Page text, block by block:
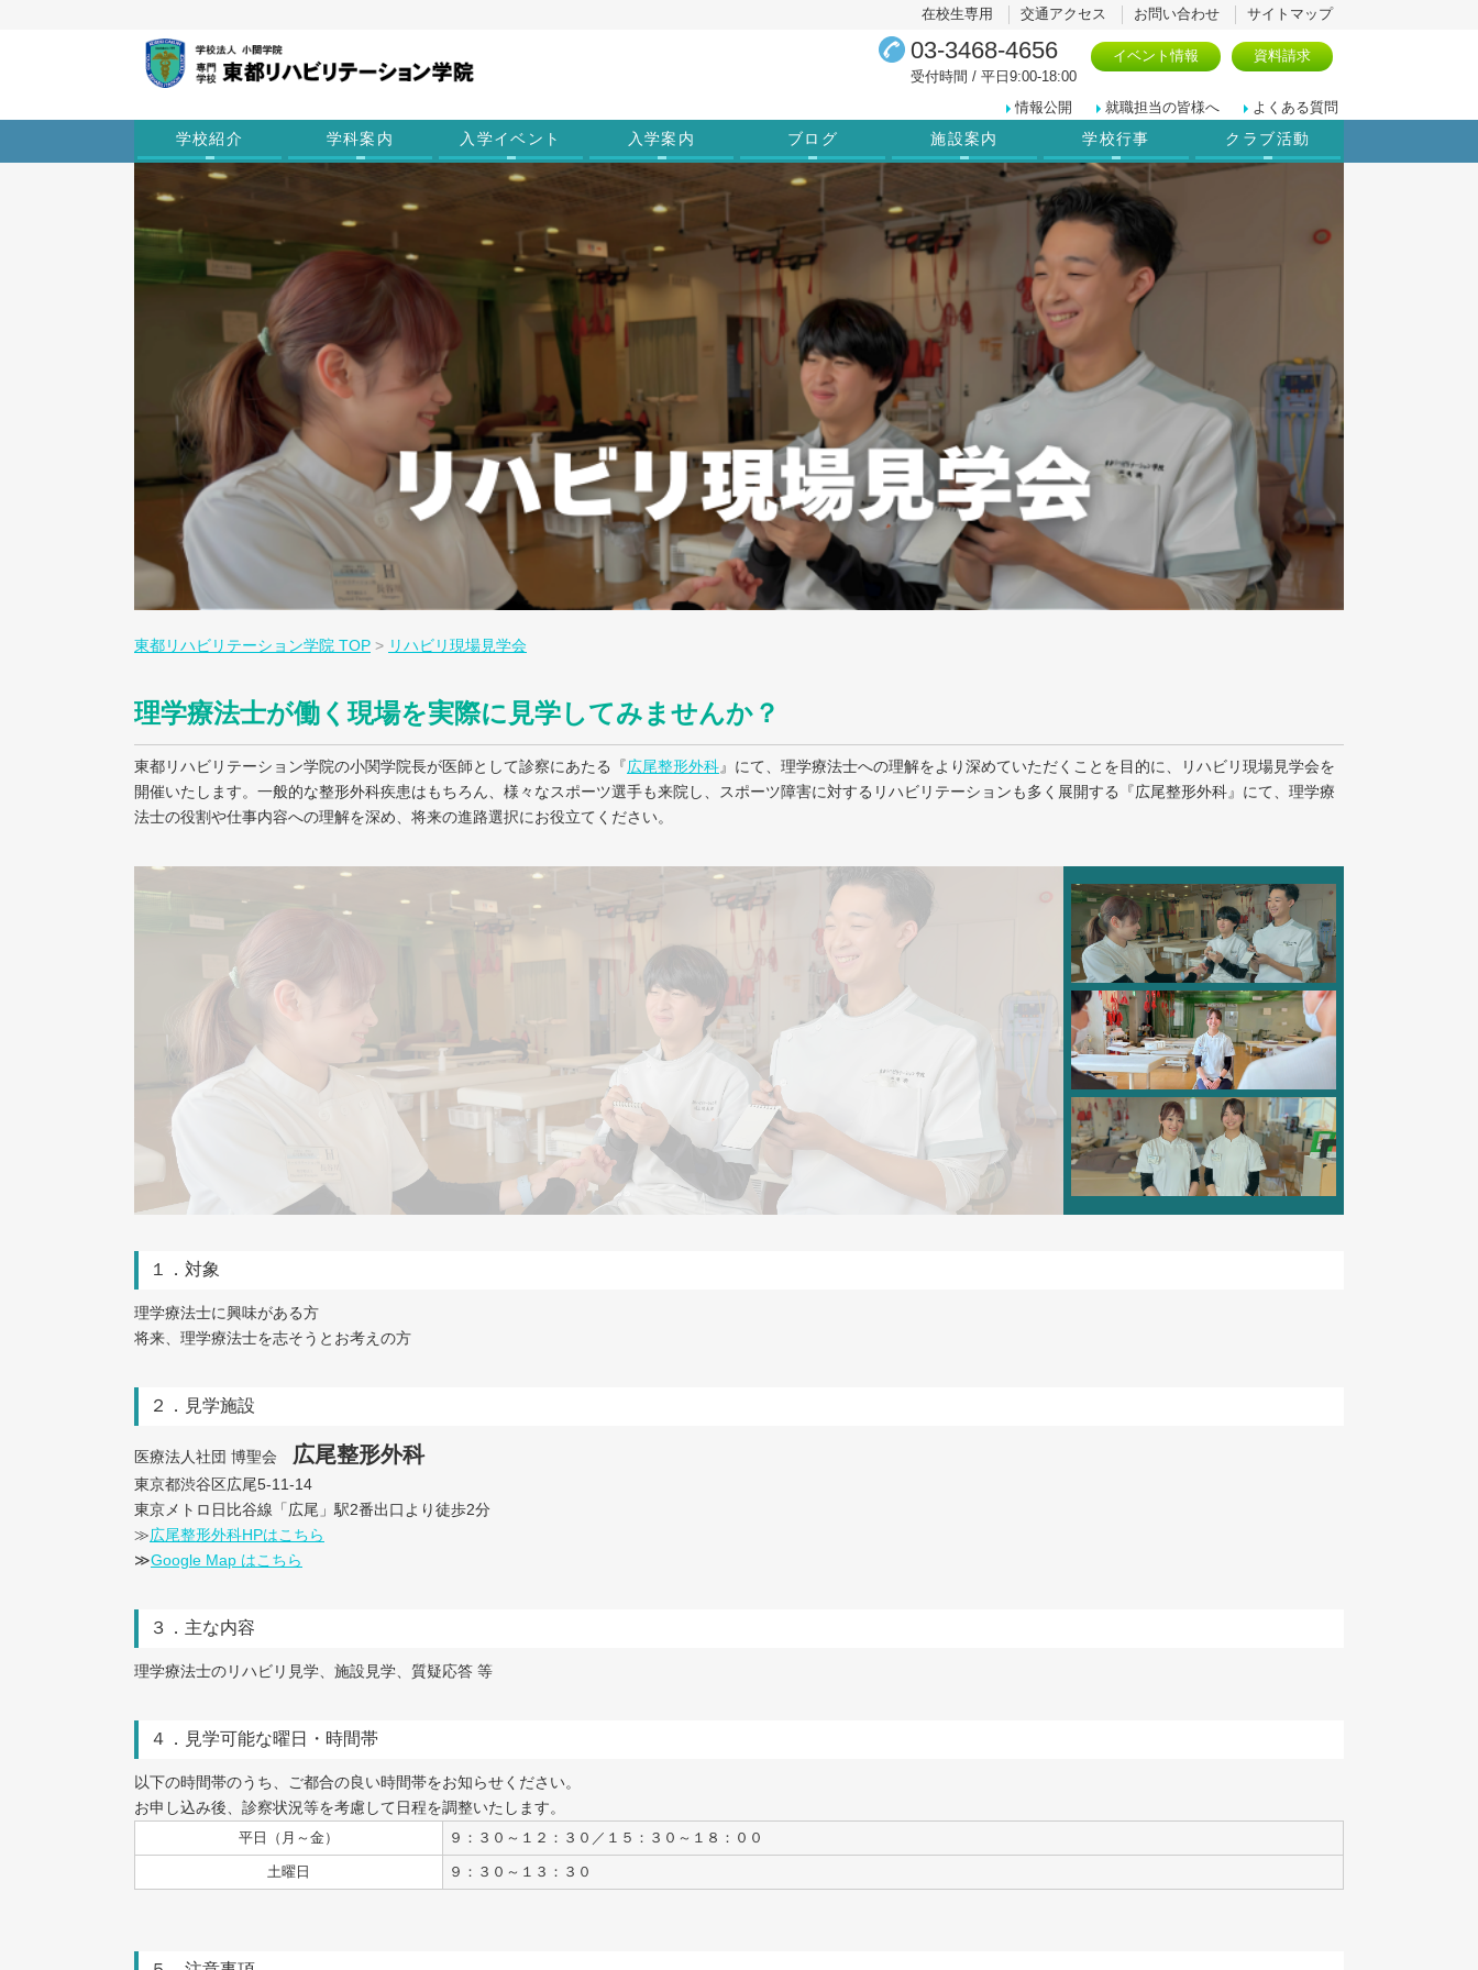
在校生専用 交通アクセス お問い合わせ サイトマップ
03-3468-4656
受付時間 / 平日9:00-18:00
イベント情報 資料請求
情報公開 就職担当の皆様へ よくある質問
学校紹介 学科案内 入学イベント 入学案内 ブログ 施設案内 学校行事 クラブ活動
東都リハビリテーション学院 TOP > リハビリ現場見学会
理学療法士が働く現場を実際に見学してみませんか？
東都リハビリテーション学院の小関学院長が医師として診察にあたる『広尾整形外科』にて、理学療法士への理解をより深めていただくことを目的に、リハビリ現場見学会を
開催いたします。一般的な整形外科疾患はもちろん、様々なスポーツ選手も来院し、スポーツ障害に対するリハビリテーションも多く展開する『広尾整形外科』にて、理学療
法士の役割や仕事内容への理解を深め、将来の進路選択にお役立てください。
１．対象
理学療法士に興味がある方
将来、理学療法士を志そうとお考えの方
２．見学施設
医療法人社団 博聖会 広尾整形外科
東京都渋谷区広尾5-11-14
東京メトロ日比谷線「広尾」駅2番出口より徒歩2分
≫広尾整形外科HPはこちら
≫Google Map はこちら
３．主な内容
理学療法士のリハビリ見学、施設見学、質疑応答 等
４．見学可能な曜日・時間帯
以下の時間帯のうち、ご都合の良い時間帯をお知らせください。
お申し込み後、診察状況等を考慮して日程を調整いたします。
平日（月～金） ９：３０～１２：３０／１５：３０～１８：００
土曜日 ９：３０～１３：３０